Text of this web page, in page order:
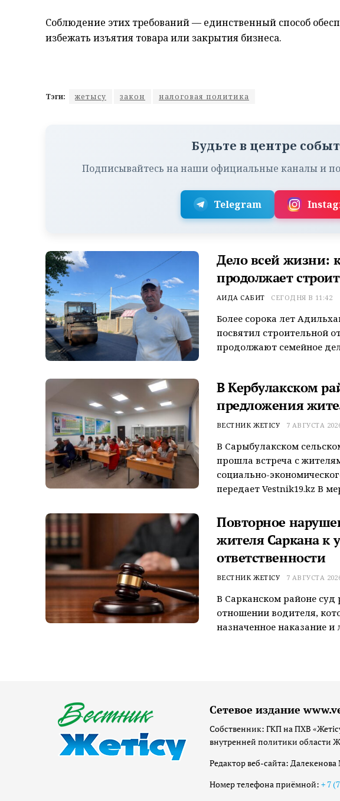
Соблюдение этих требований — единственный способ
избежать изъятия товара или закрытия бизнеса.
Тэги: жетысу закон налоговая политика
Будьте в центре
Подписывайтесь на наши официальные каналы и
Telegram
Дело всей жизни:
продолжает
АИДА САБИТ СЕГОДНЯ В 11:42
Более сорока лет
посвятил строительной
продолжают семейное
В Кербулакском
предложения
ВЕСТНИК ЖЕТІСУ 7 АВГУСТА
В Сарыбулакском
прошла встреча с
социально-
передает Vestnik19.kz В
Повторное
жителя Саркана к
ответственности
ВЕСТНИК ЖЕТІСУ 7 АВГУСТА
В Сарканском районе суд
отношении водителя,
назначенное наказание
Сетевое издание
Собственник: ГКП на ПХВ
внутренней политики области
Редактор веб-сайта:
Номер телефона приёмной: + 7